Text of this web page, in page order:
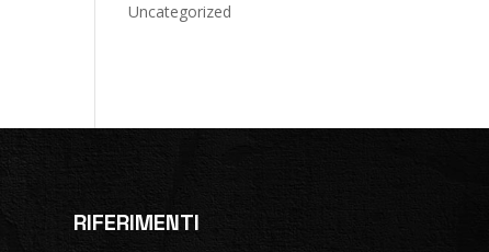
Uncategorized
RIFERIMENTI